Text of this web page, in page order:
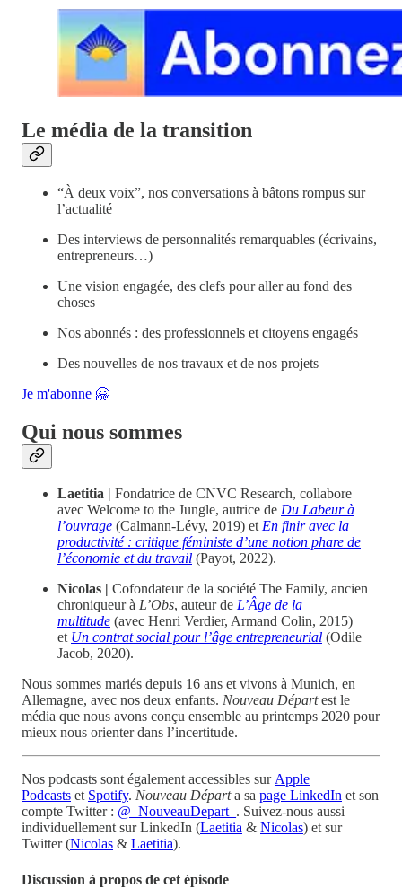
Le média de la transition
“À deux voix”, nos conversations à bâtons rompus sur
l’actualité
Des interviews de personnalités remarquables (écrivains,
entrepreneurs…)
Une vision engagée, des clefs pour aller au fond des
choses
Nos abonnés : des professionnels et citoyens engagés
Des nouvelles de nos travaux et de nos projets
Je m'abonne 🤗
Qui nous sommes
Laetitia | Fondatrice de CNVC Research, collabore
avec Welcome to the Jungle, autrice de Du Labeur à
l’ouvrage (Calmann-Lévy, 2019) etEn finir avec la
productivité : critique féministe d’une notion phare de
l’économie et du travail (Payot, 2022).
Nicolas | Cofondateur de la société The Family, ancien
chroniqueur à L’Obs, auteur de L’Âge de la
multitude (avec Henri Verdier, Armand Colin, 2015)
et Un contrat social pour l’âge entrepreneurial (Odile
Jacob, 2020).
Nous sommes mariés depuis 16 ans et vivons à Munich, en
Allemagne, avec nos deux enfants. Nouveau Départest le
média que nous avons conçu ensemble au printemps 2020 pour
mieux nous orienter dans l’incertitude.
Nos podcasts sont également accessibles surApple
Podcasts et Spotify. Nouveau Départa sa page LinkedIn et son
compte Twitter : @_NouveauDepart_ . Suivez-nous aussi
individuellement sur LinkedIn (Laetitia & Nicolas) et sur
Twitter (Nicolas & Laetitia).
Discussion à propos de cet épisode